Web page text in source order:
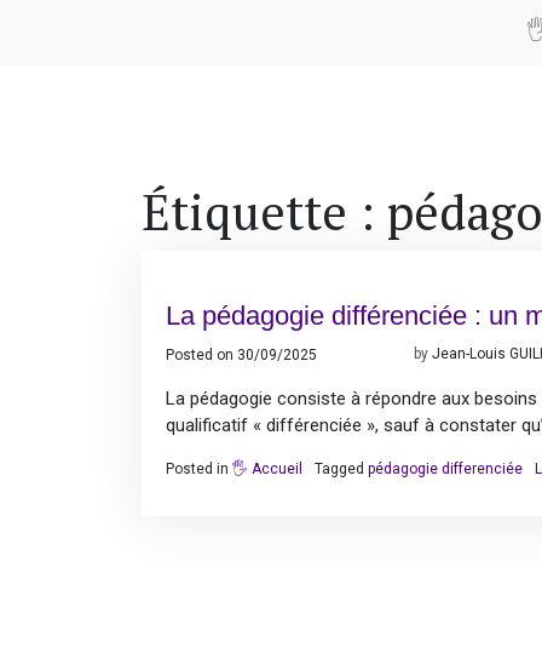
Étiquette :
La pédagogie différenciée : un
Posted on 30/09/2025 by Jean-Louis
La pédagogie consiste à répondre aux besoins
qualificatif « différenciée », sauf à constater
Posted in 🖐️ Accueil Tagged pédagogie differenciée